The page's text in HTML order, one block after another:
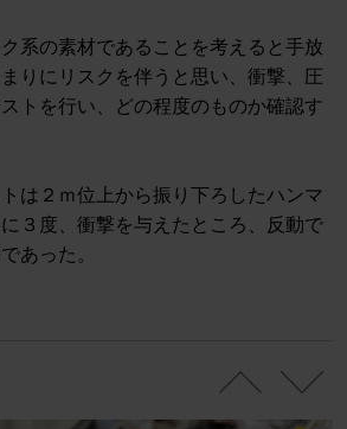
系の素材であることを考えると手放
りにリスクを伴うと思い、衝撃、圧
トを行い、どの程度のものか確認す
は２ｍ位上から振り下ろしたハンマ
３度、衝撃を与えたところ、反動で
あった。